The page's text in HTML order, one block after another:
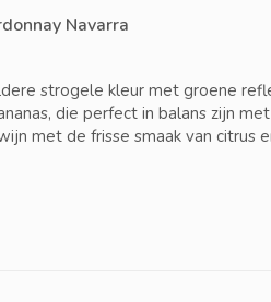
Navarra
strogele kleur met groene
die perfect in balans zijn
met de frisse smaak van citrus